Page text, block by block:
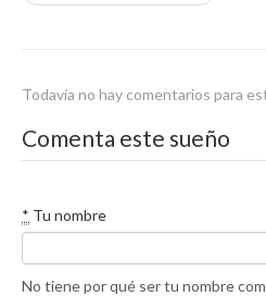
Todavía no hay comentarios para
Comenta este sueño
* Tu nombre
No tiene por qué ser tu nombre